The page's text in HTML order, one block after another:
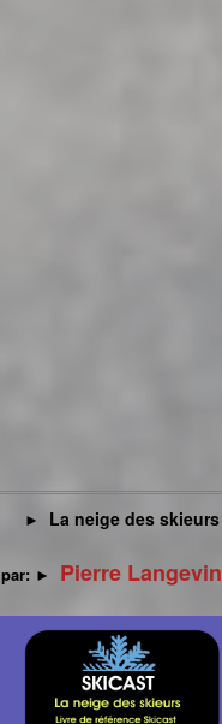
► La neige des skieurs
par: ► Pierre Langevin